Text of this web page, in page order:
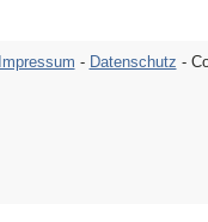
Impressum - Datenschutz -